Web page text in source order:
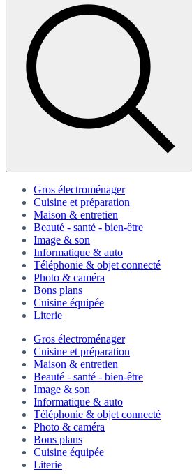
Gros électroménager
Cuisine et préparation
Maison & entretien
Beauté - santé - bien-être
Image & son
Informatique & auto
Téléphonie & objet connecté
Photo & caméra
Bons plans
Cuisine équipée
Literie
Gros électroménager
Cuisine et préparation
Maison & entretien
Beauté - santé - bien-être
Image & son
Informatique & auto
Téléphonie & objet connecté
Photo & caméra
Bons plans
Cuisine équipée
Literie